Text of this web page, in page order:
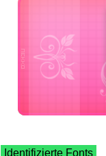
Identifizierte Fonts